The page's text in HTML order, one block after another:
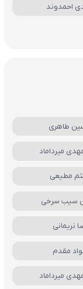
احمدوند
طاهری
میرداماد
مطیعی
سیب سرخی
نریمانی
مقدم
میرداماد